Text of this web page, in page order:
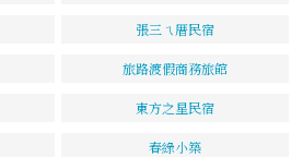
張三ㄟ厝民宿
旅路渡假商務旅館
東方之星民宿
春綠小築